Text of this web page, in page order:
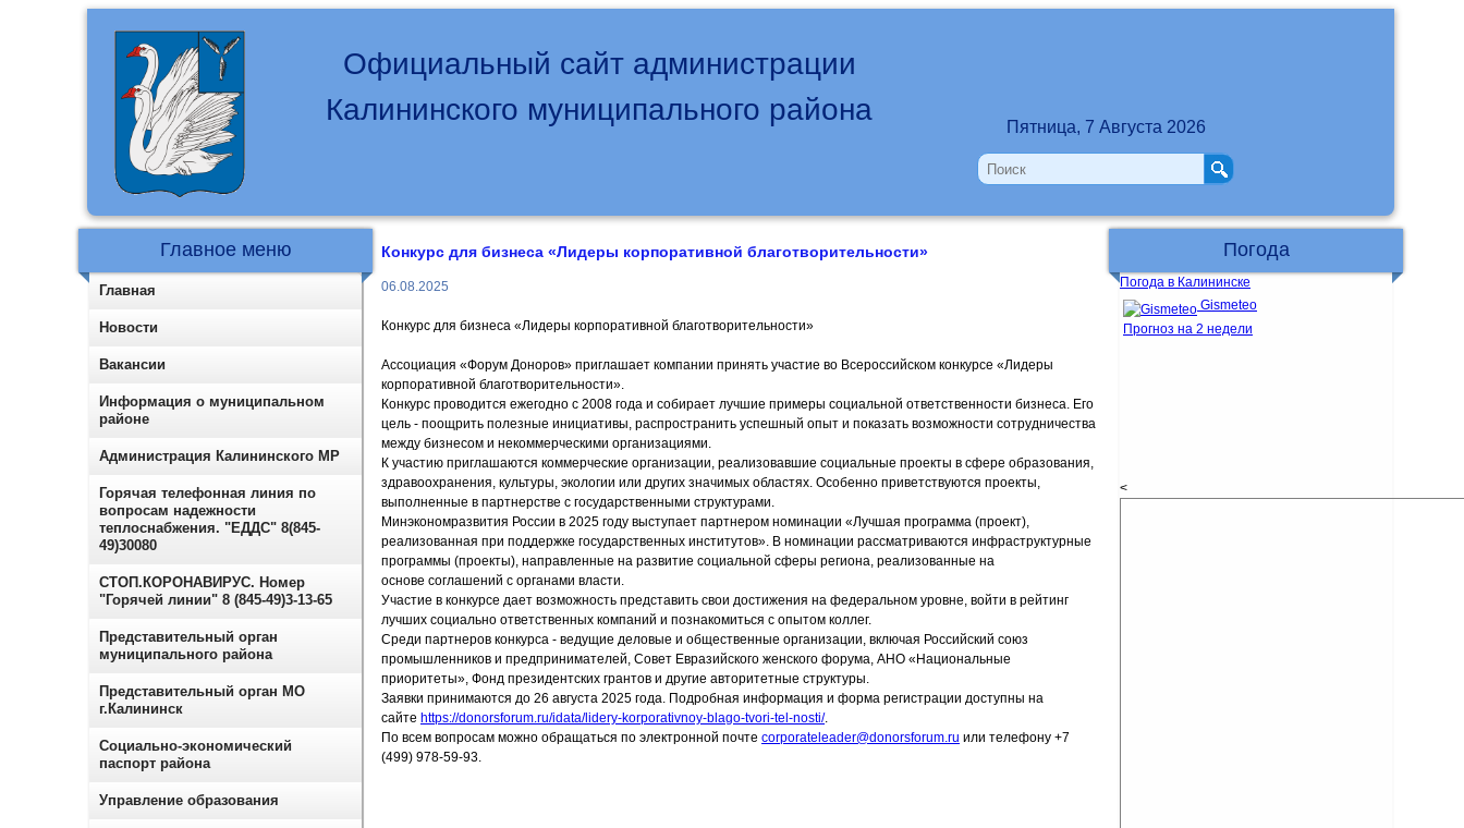
Официальный сайт администрации
Калининского муниципального района
Пятница, 7 Августа 2026
Конкурс для бизнеса «Лидеры корпоративной благотворительности»
06.08.2025
Конкурс для бизнеса «Лидеры корпоративной благотворительности»
Ассоциация «Форум Доноров» приглашает компании принять участие во Всероссийском конкурсе «Лидеры
корпоративной благотворительности».
Конкурс проводится ежегодно с 2008 года и собирает лучшие примеры социальной ответственности бизнеса. Его
цель - поощрить полезные инициативы, распространить успешный опыт и показать возможности сотрудничества
между бизнесом и некоммерческими организациями.
К участию приглашаются коммерческие организации, реализовавшие социальные проекты в сфере образования,
здравоохранения, культуры, экологии или других значимых областях. Особенно приветствуются проекты,
выполненные в партнерстве с государственными структурами.
Минэкономразвития России в 2025 году выступает партнером номинации «Лучшая программа (проект),
реализованная при поддержке государственных институтов». В номинации рассматриваются инфраструктурные
программы (проекты), направленные на развитие социальной сферы региона, реализованные на
основе соглашений с органами власти.
Участие в конкурсе дает возможность представить свои достижения на федеральном уровне, войти в рейтинг
лучших социально ответственных компаний и познакомиться с опытом коллег.
Среди партнеров конкурса - ведущие деловые и общественные организации, включая Российский союз
промышленников и предпринимателей, Совет Евразийского женского форума, АНО «Национальные
приоритеты», Фонд президентских грантов и другие авторитетные структуры.
Заявки принимаются до 26 августа 2025 года. Подробная информация и форма регистрации доступны на
сайте https://donorsforum.ru/idata/lidery-korporativnoy-blago-tvori-tel-nosti/.
По всем вопросам можно обращаться по электронной почте corporateleader@donorsforum.ru или телефону +7
(499) 978-59-93.
Главное меню
Главная
Новости
Вакансии
Информация о муниципальном
районе
Администрация Калининского МР
Горячая телефонная линия по
вопросам надежности
теплоснабжения. "ЕДДС" 8(845-
49)30080
СТОП.КОРОНАВИРУС. Номер
"Горячей линии" 8 (845-49)3-13-65
Представительный орган
муниципального района
Представительный орган МО
г.Калининск
Социально-экономический
паспорт района
Управление образования
Погода
Погода в Калининске
Gismeteo
Прогноз на 2 недели
<